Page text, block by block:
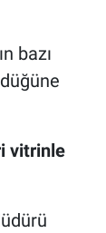
bazı
vitrinle